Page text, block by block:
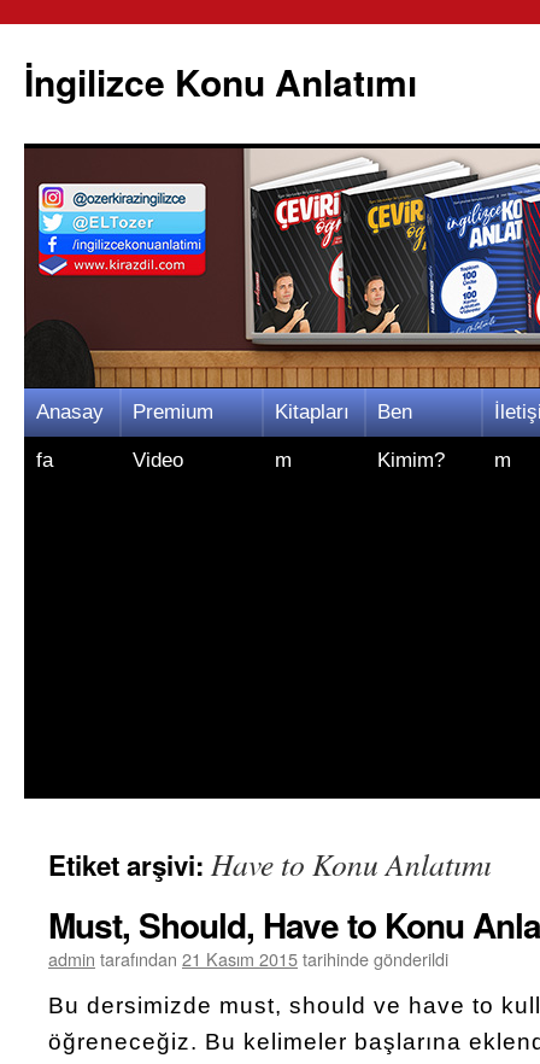
İngilizce Konu Anlatımı
İçeriğe
atla
Anasay
fa
Premium
Video
Kitapları
m
Ben
Kimim? m
Etiket arşivi: Have to Konu Anlatımı
Must, Should, Have to Konu
admin tarafından 21 Kasım 2015tarihinde gönderildi
Bu dersimizde must, should ve have to
öğreneceğiz. Bu kelimeler başlarına